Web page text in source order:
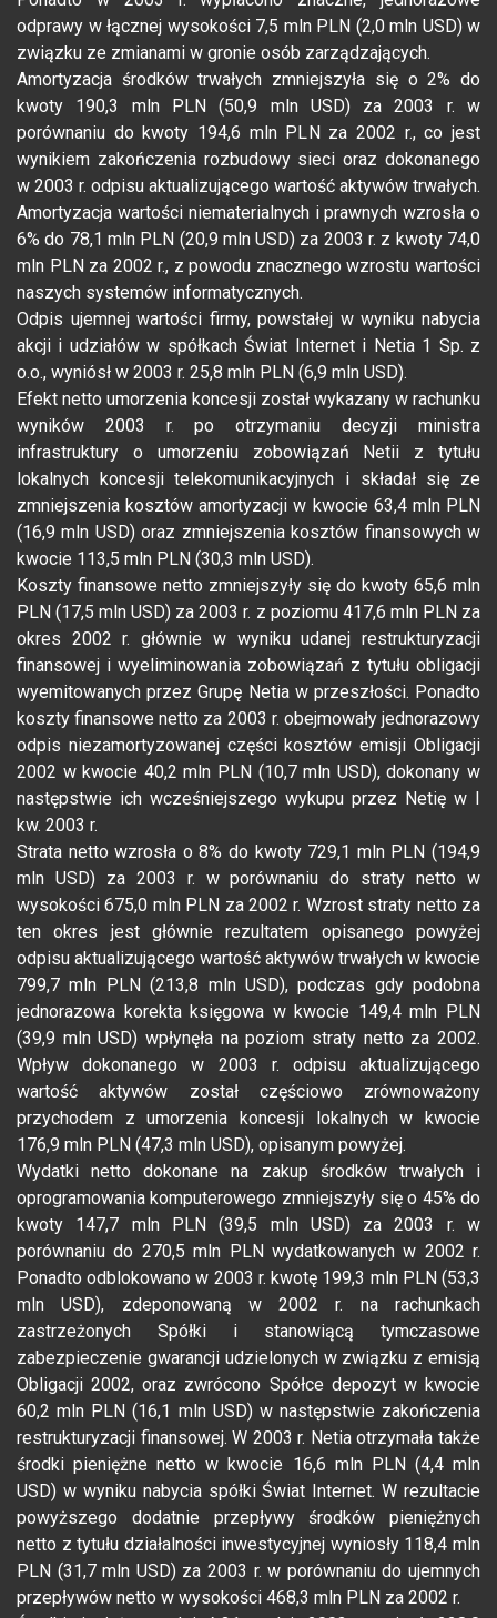
odprawy w łącznej wysokości 7,5 mln PLN (2,0 mln USD) w
związku ze zmianami w gronie osób zarządzających.
Amortyzacja środków trwałych zmniejszyła się o 2% do
kwoty 190,3 mln PLN (50,9 mln USD) za 2003 r. w
porównaniu do kwoty 194,6 mln PLN za 2002 r., co jest
wynikiem zakończenia rozbudowy sieci oraz dokonanego
w 2003 r. odpisu aktualizującego wartość aktywów trwałych.
Amortyzacja wartości niematerialnych i prawnych wzrosła o
6% do 78,1 mln PLN (20,9 mln USD) za 2003 r. z kwoty 74,0
mln PLN za 2002 r., z powodu znacznego wzrostu wartości
naszych systemów informatycznych.
Odpis ujemnej wartości firmy, powstałej w wyniku nabycia
akcji i udziałów w spółkach Świat Internet i Netia 1 Sp. z
o.o., wyniósł w 2003 r. 25,8 mln PLN (6,9 mln USD).
Efekt netto umorzenia koncesji został wykazany w rachunku
wyników 2003 r. po otrzymaniu decyzji ministra
infrastruktury o umorzeniu zobowiązań Netii z tytułu
lokalnych koncesji telekomunikacyjnych i składał się ze
zmniejszenia kosztów amortyzacji w kwocie 63,4 mln PLN
(16,9 mln USD) oraz zmniejszenia kosztów finansowych w
kwocie 113,5 mln PLN (30,3 mln USD).
Koszty finansowe netto zmniejszyły się do kwoty 65,6 mln
PLN (17,5 mln USD) za 2003 r. z poziomu 417,6 mln PLN za
okres 2002 r. głównie w wyniku udanej restrukturyzacji
finansowej i wyeliminowania zobowiązań z tytułu obligacji
wyemitowanych przez Grupę Netia w przeszłości. Ponadto
koszty finansowe netto za 2003 r. obejmowały jednorazowy
odpis niezamortyzowanej części kosztów emisji Obligacji
2002 w kwocie 40,2 mln PLN (10,7 mln USD), dokonany w
następstwie ich wcześniejszego wykupu przez Netię w I
kw. 2003 r.
Strata netto wzrosła o 8% do kwoty 729,1 mln PLN (194,9
mln USD) za 2003 r. w porównaniu do straty netto w
wysokości 675,0 mln PLN za 2002 r. Wzrost straty netto za
ten okres jest głównie rezultatem opisanego powyżej
odpisu aktualizującego wartość aktywów trwałych w kwocie
799,7 mln PLN (213,8 mln USD), podczas gdy podobna
jednorazowa korekta księgowa w kwocie 149,4 mln PLN
(39,9 mln USD) wpłynęła na poziom straty netto za 2002.
Wpływ dokonanego w 2003 r. odpisu aktualizującego
wartość aktywów został częściowo zrównoważony
przychodem z umorzenia koncesji lokalnych w kwocie
176,9 mln PLN (47,3 mln USD), opisanym powyżej.
Wydatki netto dokonane na zakup środków trwałych i
oprogramowania komputerowego zmniejszyły się o 45% do
kwoty 147,7 mln PLN (39,5 mln USD) za 2003 r. w
porównaniu do 270,5 mln PLN wydatkowanych w 2002 r.
Ponadto odblokowano w 2003 r. kwotę 199,3 mln PLN (53,3
mln USD), zdeponowaną w 2002 r. na rachunkach
zastrzeżonych Spółki i stanowiącą tymczasowe
zabezpieczenie gwarancji udzielonych w związku z emisją
Obligacji 2002, oraz zwrócono Spółce depozyt w kwocie
60,2 mln PLN (16,1 mln USD) w następstwie zakończenia
restrukturyzacji finansowej. W 2003 r. Netia otrzymała także
środki pieniężne netto w kwocie 16,6 mln PLN (4,4 mln
USD) w wyniku nabycia spółki Świat Internet. W rezultacie
powyższego dodatnie przepływy środków pieniężnych
netto z tytułu działalności inwestycyjnej wyniosły 118,4 mln
PLN (31,7 mln USD) za 2003 r. w porównaniu do ujemnych
przepływów netto w wysokości 468,3 mln PLN za 2002 r.